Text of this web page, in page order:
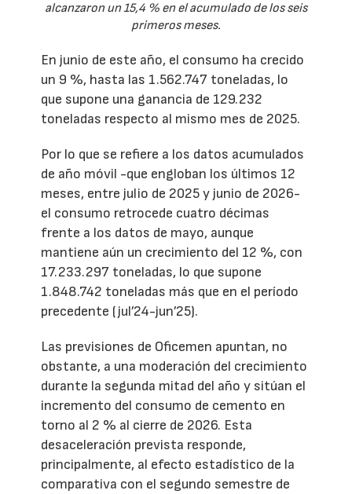
alcanzaron un 15,4 % en el acumulado de los seis
primeros meses.
En junio de este año, el consumo ha crecido
un 9 %, hasta las 1.562.747 toneladas, lo
que supone una ganancia de 129.232
toneladas respecto al mismo mes de 2025.
Por lo que se refiere a los datos acumulados
de año móvil -que engloban los últimos 12
meses, entre julio de 2025 y junio de 2026-
el consumo retrocede cuatro décimas
frente a los datos de mayo, aunque
mantiene aún un crecimiento del 12 %, con
17.233.297 toneladas, lo que supone
1.848.742 toneladas más que en el período
precedente (jul’24-jun’25).
Las previsiones de Oficemen apuntan, no
obstante, a una moderación del crecimiento
durante la segunda mitad del año y sitúan el
incremento del consumo de cemento en
torno al 2 % al cierre de 2026. Esta
desaceleración prevista responde,
principalmente, al efecto estadístico de la
comparativa con el segundo semestre de